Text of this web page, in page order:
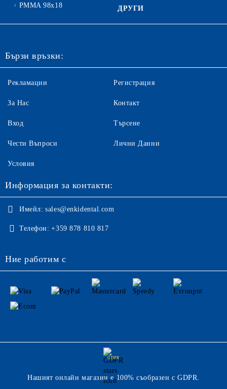
PMMA 98x18 ДРУГИ
Бързи връзки:
Рекламации
За Нас
Вход
Чести Въпроси
Регистрация
Контакт
Търсене
Лични Данни
Условия
Информация за контакти:
Имейл: sales@enkidental.com
Телефон: +359 878 810 817
Ние работим с
GDPR
Нашият онлайн магазин е 100% съобразен с GDPR.